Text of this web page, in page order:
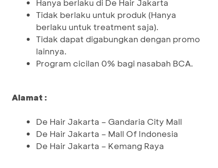
Hanya berlaku di De Hair Jakarta
Tidak berlaku untuk produk (Hanya
berlaku untuk treatment saja).
Tidak dapat digabungkan dengan promo
lainnya.
Program cicilan 0% bagi nasabah BCA.
Alamat :
De Hair Jakarta – Gandaria City Mall
De Hair Jakarta – Mall Of Indonesia
De Hair Jakarta – Kemang Raya